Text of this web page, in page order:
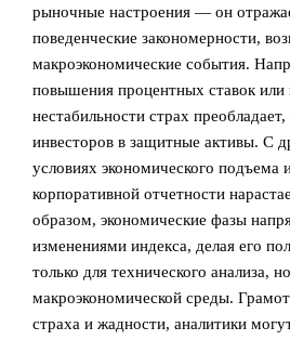
рыночные настроения — он
поведенческие закономерности,
макроэкономические события.
повышения процентных ставок или
нестабильности страх
инвесторов в защитные активы. С
условиях экономического подъема
корпоративной отчетности
образом, экономические фазы
изменениями индекса, делая его
только для технического анализа,
макроэкономической среды.
страха и жадности, аналитики